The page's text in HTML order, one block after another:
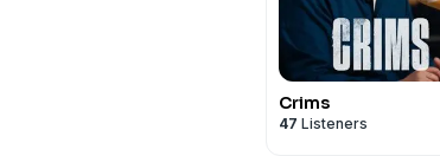
Crims
47 Listeners